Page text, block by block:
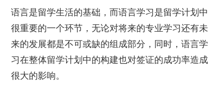
语言是留学生活的基础，而语言学习是留学计划中
很重要的一个环节，无论对将来的专业学习还有未
来的发展都是不可或缺的组成部分，同时，语言学
习在整体留学计划中的构建也对签证的成功率造成
很大的影响。